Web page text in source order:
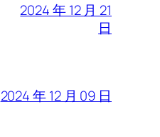
2024 年 12 月 21
日
2024 年 12 月 09 日